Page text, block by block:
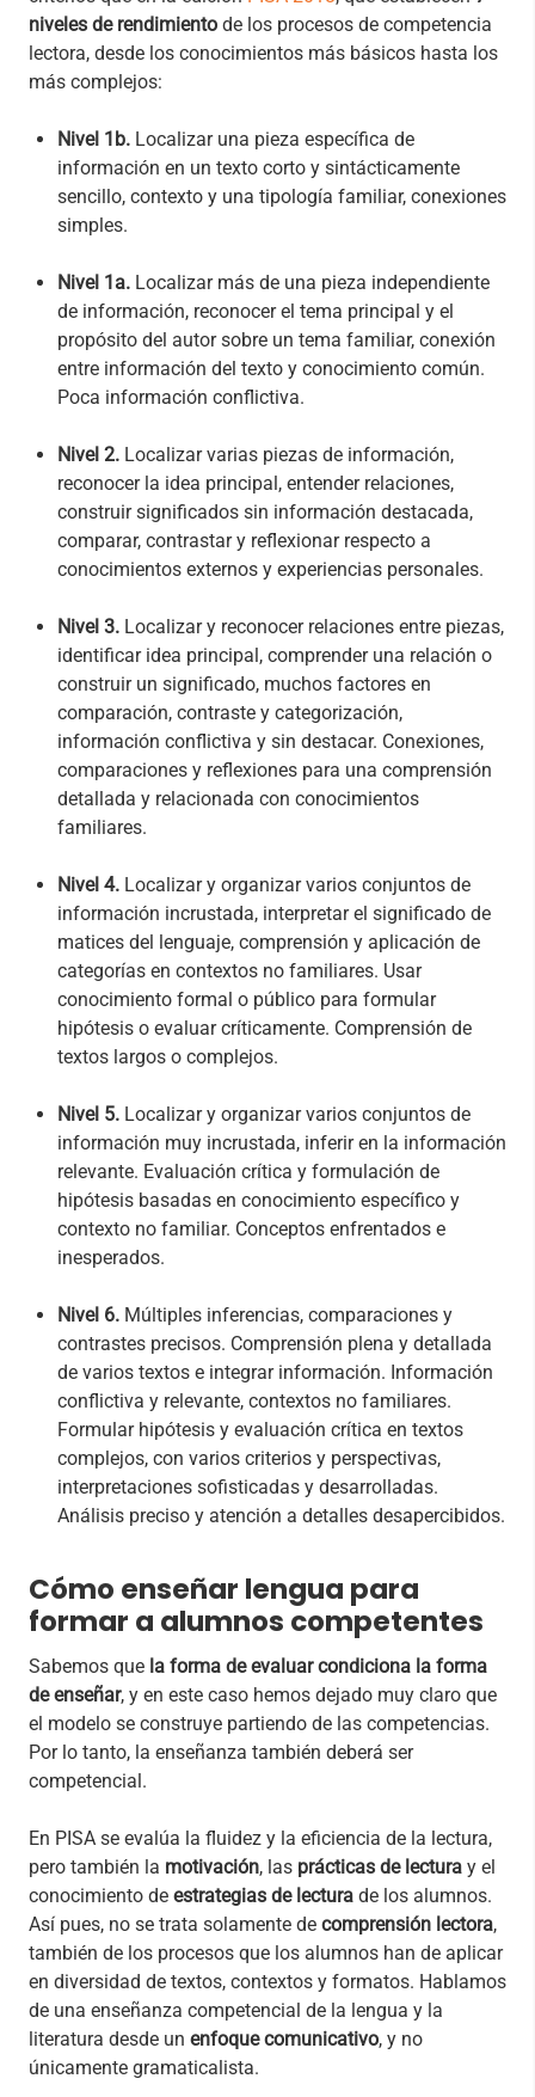
niveles de rendimiento de los procesos de competencia
lectora, desde los conocimientos más básicos hasta los
más complejos:
Nivel 1b. Localizar una pieza específica de
información en un texto corto y sintácticamente
sencillo, contexto y una tipología familiar, conexiones
simples.
Nivel 1a. Localizar más de una pieza independiente
de información, reconocer el tema principal y el
propósito del autor sobre un tema familiar, conexión
entre información del texto y conocimiento común.
Poca información conflictiva.
Nivel 2. Localizar varias piezas de información,
reconocer la idea principal, entender relaciones,
construir significados sin información destacada,
comparar, contrastar y reflexionar respecto a
conocimientos externos y experiencias personales.
Nivel 3. Localizar y reconocer relaciones entre piezas,
identificar idea principal, comprender una relación o
construir un significado, muchos factores en
comparación, contraste y categorización,
información conflictiva y sin destacar. Conexiones,
comparaciones y reflexiones para una comprensión
detallada y relacionada con conocimientos
familiares.
Nivel 4. Localizar y organizar varios conjuntos de
información incrustada, interpretar el significado de
matices del lenguaje, comprensión y aplicación de
categorías en contextos no familiares. Usar
conocimiento formal o público para formular
hipótesis o evaluar críticamente. Comprensión de
textos largos o complejos.
Nivel 5. Localizar y organizar varios conjuntos de
información muy incrustada, inferir en la información
relevante. Evaluación crítica y formulación de
hipótesis basadas en conocimiento específico y
contexto no familiar. Conceptos enfrentados e
inesperados.
Nivel 6. Múltiples inferencias, comparaciones y
contrastes precisos. Comprensión plena y detallada
de varios textos e integrar información. Información
conflictiva y relevante, contextos no familiares.
Formular hipótesis y evaluación crítica en textos
complejos, con varios criterios y perspectivas,
interpretaciones sofisticadas y desarrolladas.
Análisis preciso y atención a detalles desapercibidos.
Cómo enseñar lengua para
formar a alumnos competentes
Sabemos que la forma de evaluar condiciona la forma
de enseñar, y en este caso hemos dejado muy claro que
el modelo se construye partiendo de las competencias.
Por lo tanto, la enseñanza también deberá ser
competencial.
En PISA se evalúa la fluidez y la eficiencia de la lectura,
pero también la motivación, las prácticas de lectura y el
conocimiento de estrategias de lectura de los alumnos.
Así pues, no se trata solamente de comprensión lectora,
también de los procesos que los alumnos han de aplicar
en diversidad de textos, contextos y formatos. Hablamos
de una enseñanza competencial de la lengua y la
literatura desde un enfoque comunicativo, y no
únicamente gramaticalista.